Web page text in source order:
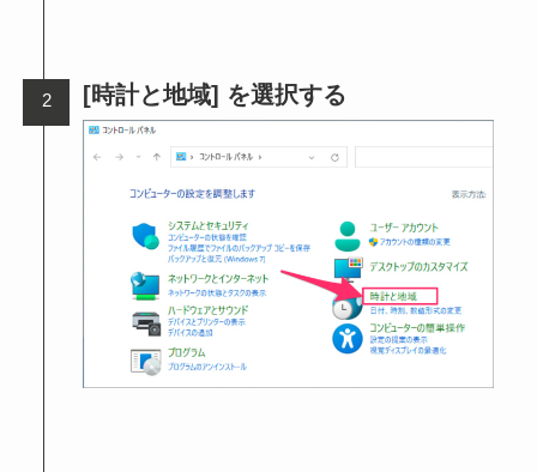
[時計と地域] を選択する